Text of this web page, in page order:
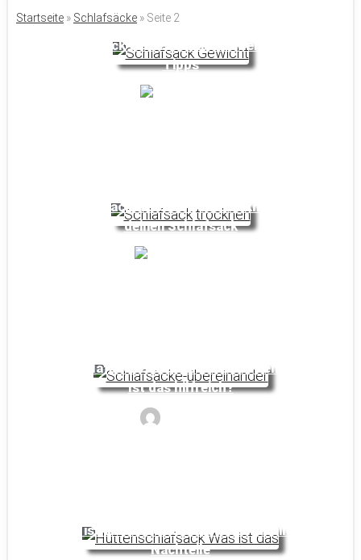
Startseite » Schlafsäcke » Seite 2
Schlafsack Gewicht: Wissenswertes und
Tipps
Schlafsack trocknen: So trocknest du
deinen Schlafsack
2 Schlafsäcke übereinander verwenden:
Ist das hilfreich?
Was ist ein Hüttenschlafsack: Vorteile &
Nachteile